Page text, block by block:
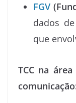
FGV
dados
que
TCC na